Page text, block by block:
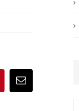
PinterestEmail